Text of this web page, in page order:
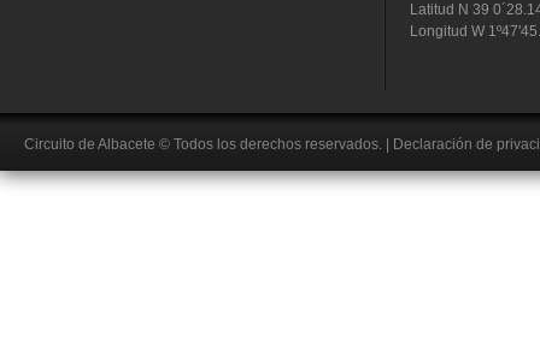
Latitud N 39
Longitud W
Circuito de Albacete © Todos los derechos reservados. Declaración de